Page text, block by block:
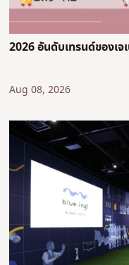
2026 อันดับเทรนด์ของเจ
Aug 08, 2026